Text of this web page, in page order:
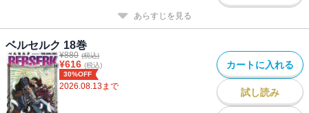
あらすじを見る
ベルセルク 18巻
¥880 (税込)
¥616 (税込)
30%OFF
2026.08.13まで
カートに入れる
試し読み